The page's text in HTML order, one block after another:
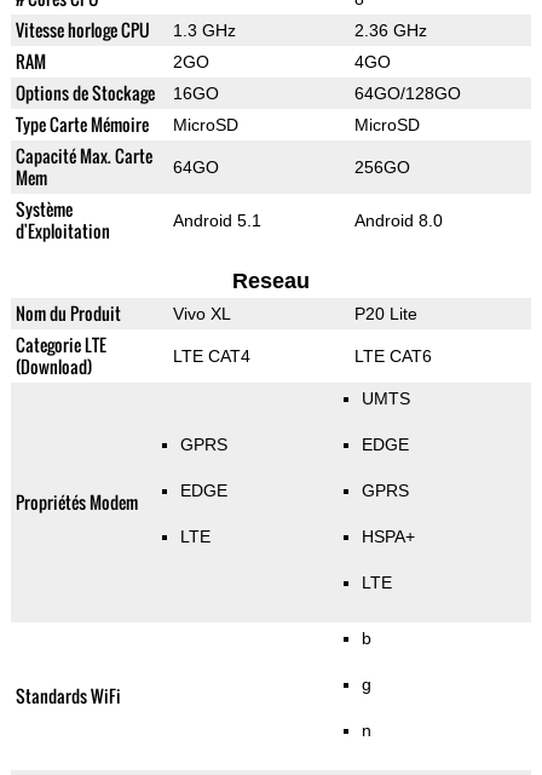
Vitesse horloge CPU 1.3 GHz 2.36 GHz
RAM 2GO 4GO
Options de Stockage 16GO 64GO/128GO
Type Carte Mémoire MicroSD MicroSD
Capacité Max. Carte
Mem
64GO 256GO
Système
d'Exploitation
Android 5.1 Android 8.0
Reseau
Nom du Produit Vivo XL P20 Lite
Categorie LTE
(Download)
LTE CAT4 LTE CAT6
Propriétés Modem
GPRS
EDGE
LTE
UMTS
EDGE
GPRS
HSPA+
LTE
Standards WiFi
b
g
n